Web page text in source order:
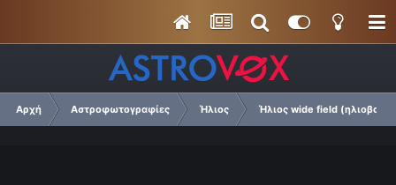
Αρχή Αστροφωτογραφίες Ήλιος Ήλιος wide field